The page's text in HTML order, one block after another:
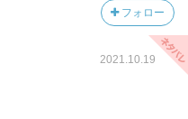
フォロー
2021.10.19